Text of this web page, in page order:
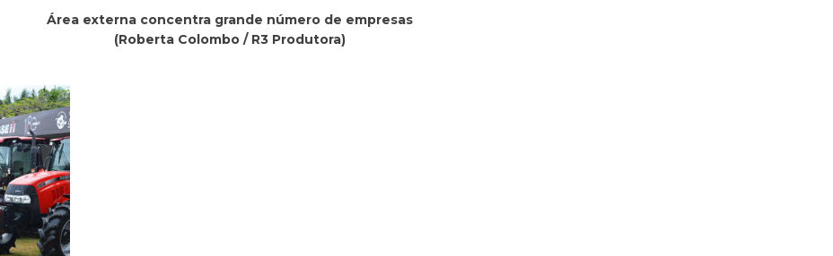
Área externa concentra grande número de empresas
(Roberta Colombo / R3 Produtora)